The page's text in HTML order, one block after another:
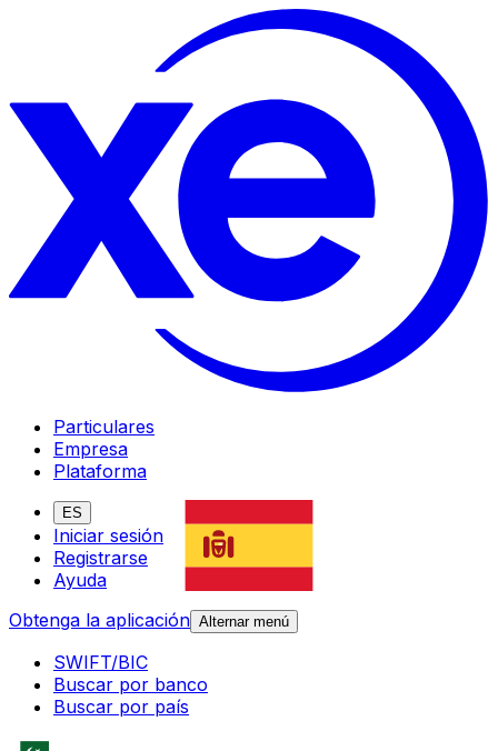
Particulares
Empresa
Plataforma
ES
Iniciar sesión
Registrarse
Ayuda
Obtenga la aplicación Alternar menú
SWIFT/BIC
Buscar por banco
Buscar por país